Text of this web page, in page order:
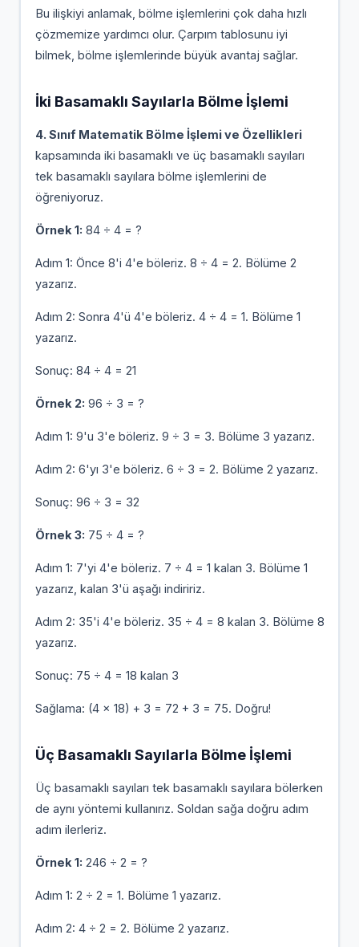
Bu ilişkiyi anlamak, bölme işlemlerini çok daha hızlı
çözmemize yardımcı olur. Çarpım tablosunu iyi
bilmek, bölme işlemlerinde büyük avantaj sağlar.
İki Basamaklı Sayılarla Bölme İşlemi
4. Sınıf Matematik Bölme İşlemi ve Özellikleri
kapsamında iki basamaklı ve üç basamaklı sayıları
tek basamaklı sayılara bölme işlemlerini de
öğreniyoruz.
Örnek 1: 84 ÷ 4 = ?
Adım 1: Önce 8'i 4'e böleriz. 8 ÷ 4 = 2. Bölüme 2
yazarız.
Adım 2: Sonra 4'ü 4'e böleriz. 4 ÷ 4 = 1. Bölüme 1
yazarız.
Sonuç: 84 ÷ 4 = 21
Örnek 2: 96 ÷ 3 = ?
Adım 1: 9'u 3'e böleriz. 9 ÷ 3 = 3. Bölüme 3 yazarız.
Adım 2: 6'yı 3'e böleriz. 6 ÷ 3 = 2. Bölüme 2 yazarız.
Sonuç: 96 ÷ 3 = 32
Örnek 3: 75 ÷ 4 = ?
Adım 1: 7'yi 4'e böleriz. 7 ÷ 4 = 1 kalan 3. Bölüme 1
yazarız, kalan 3'ü aşağı indiririz.
Adım 2: 35'i 4'e böleriz. 35 ÷ 4 = 8 kalan 3. Bölüme 8
yazarız.
Sonuç: 75 ÷ 4 = 18 kalan 3
Sağlama: (4 × 18) + 3 = 72 + 3 = 75. Doğru!
Üç Basamaklı Sayılarla Bölme İşlemi
Üç basamaklı sayıları tek basamaklı sayılara bölerken
de aynı yöntemi kullanırız. Soldan sağa doğru adım
adım ilerleriz.
Örnek 1: 246 ÷ 2 = ?
Adım 1: 2 ÷ 2 = 1. Bölüme 1 yazarız.
Adım 2: 4 ÷ 2 = 2. Bölüme 2 yazarız.